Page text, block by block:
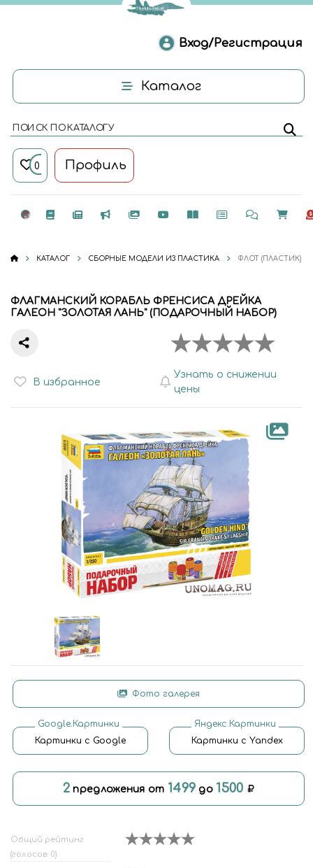
Вход/Регистрация
Каталог
ПОИСК ПО КАТАЛОГУ
0 Профиль
КАТАЛОГ СБОРНЫЕ МОДЕЛИ ИЗ ПЛАСТИКА ФЛОТ (ПЛАСТИК)
ФЛАГМАНСКИЙ КОРАБЛЬ ФРЕНСИСА ДРЕЙКА
ГАЛЕОН "ЗОЛОТАЯ ЛАНЬ" (ПОДАРОЧНЫЙ НАБОР)
В избранное
Узнать о снижении
цены
Фото галерея
Google.Картинки
Картинки с Google
Яндекс.Картинки
Картинки с Yandex
2 предложения от 1499 до 1500
Общий рейтинг
(голосов: 0)